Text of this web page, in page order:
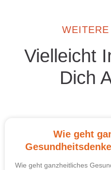
Vielleicht
Dich
Wie geht
Wie geht ganzheitliches